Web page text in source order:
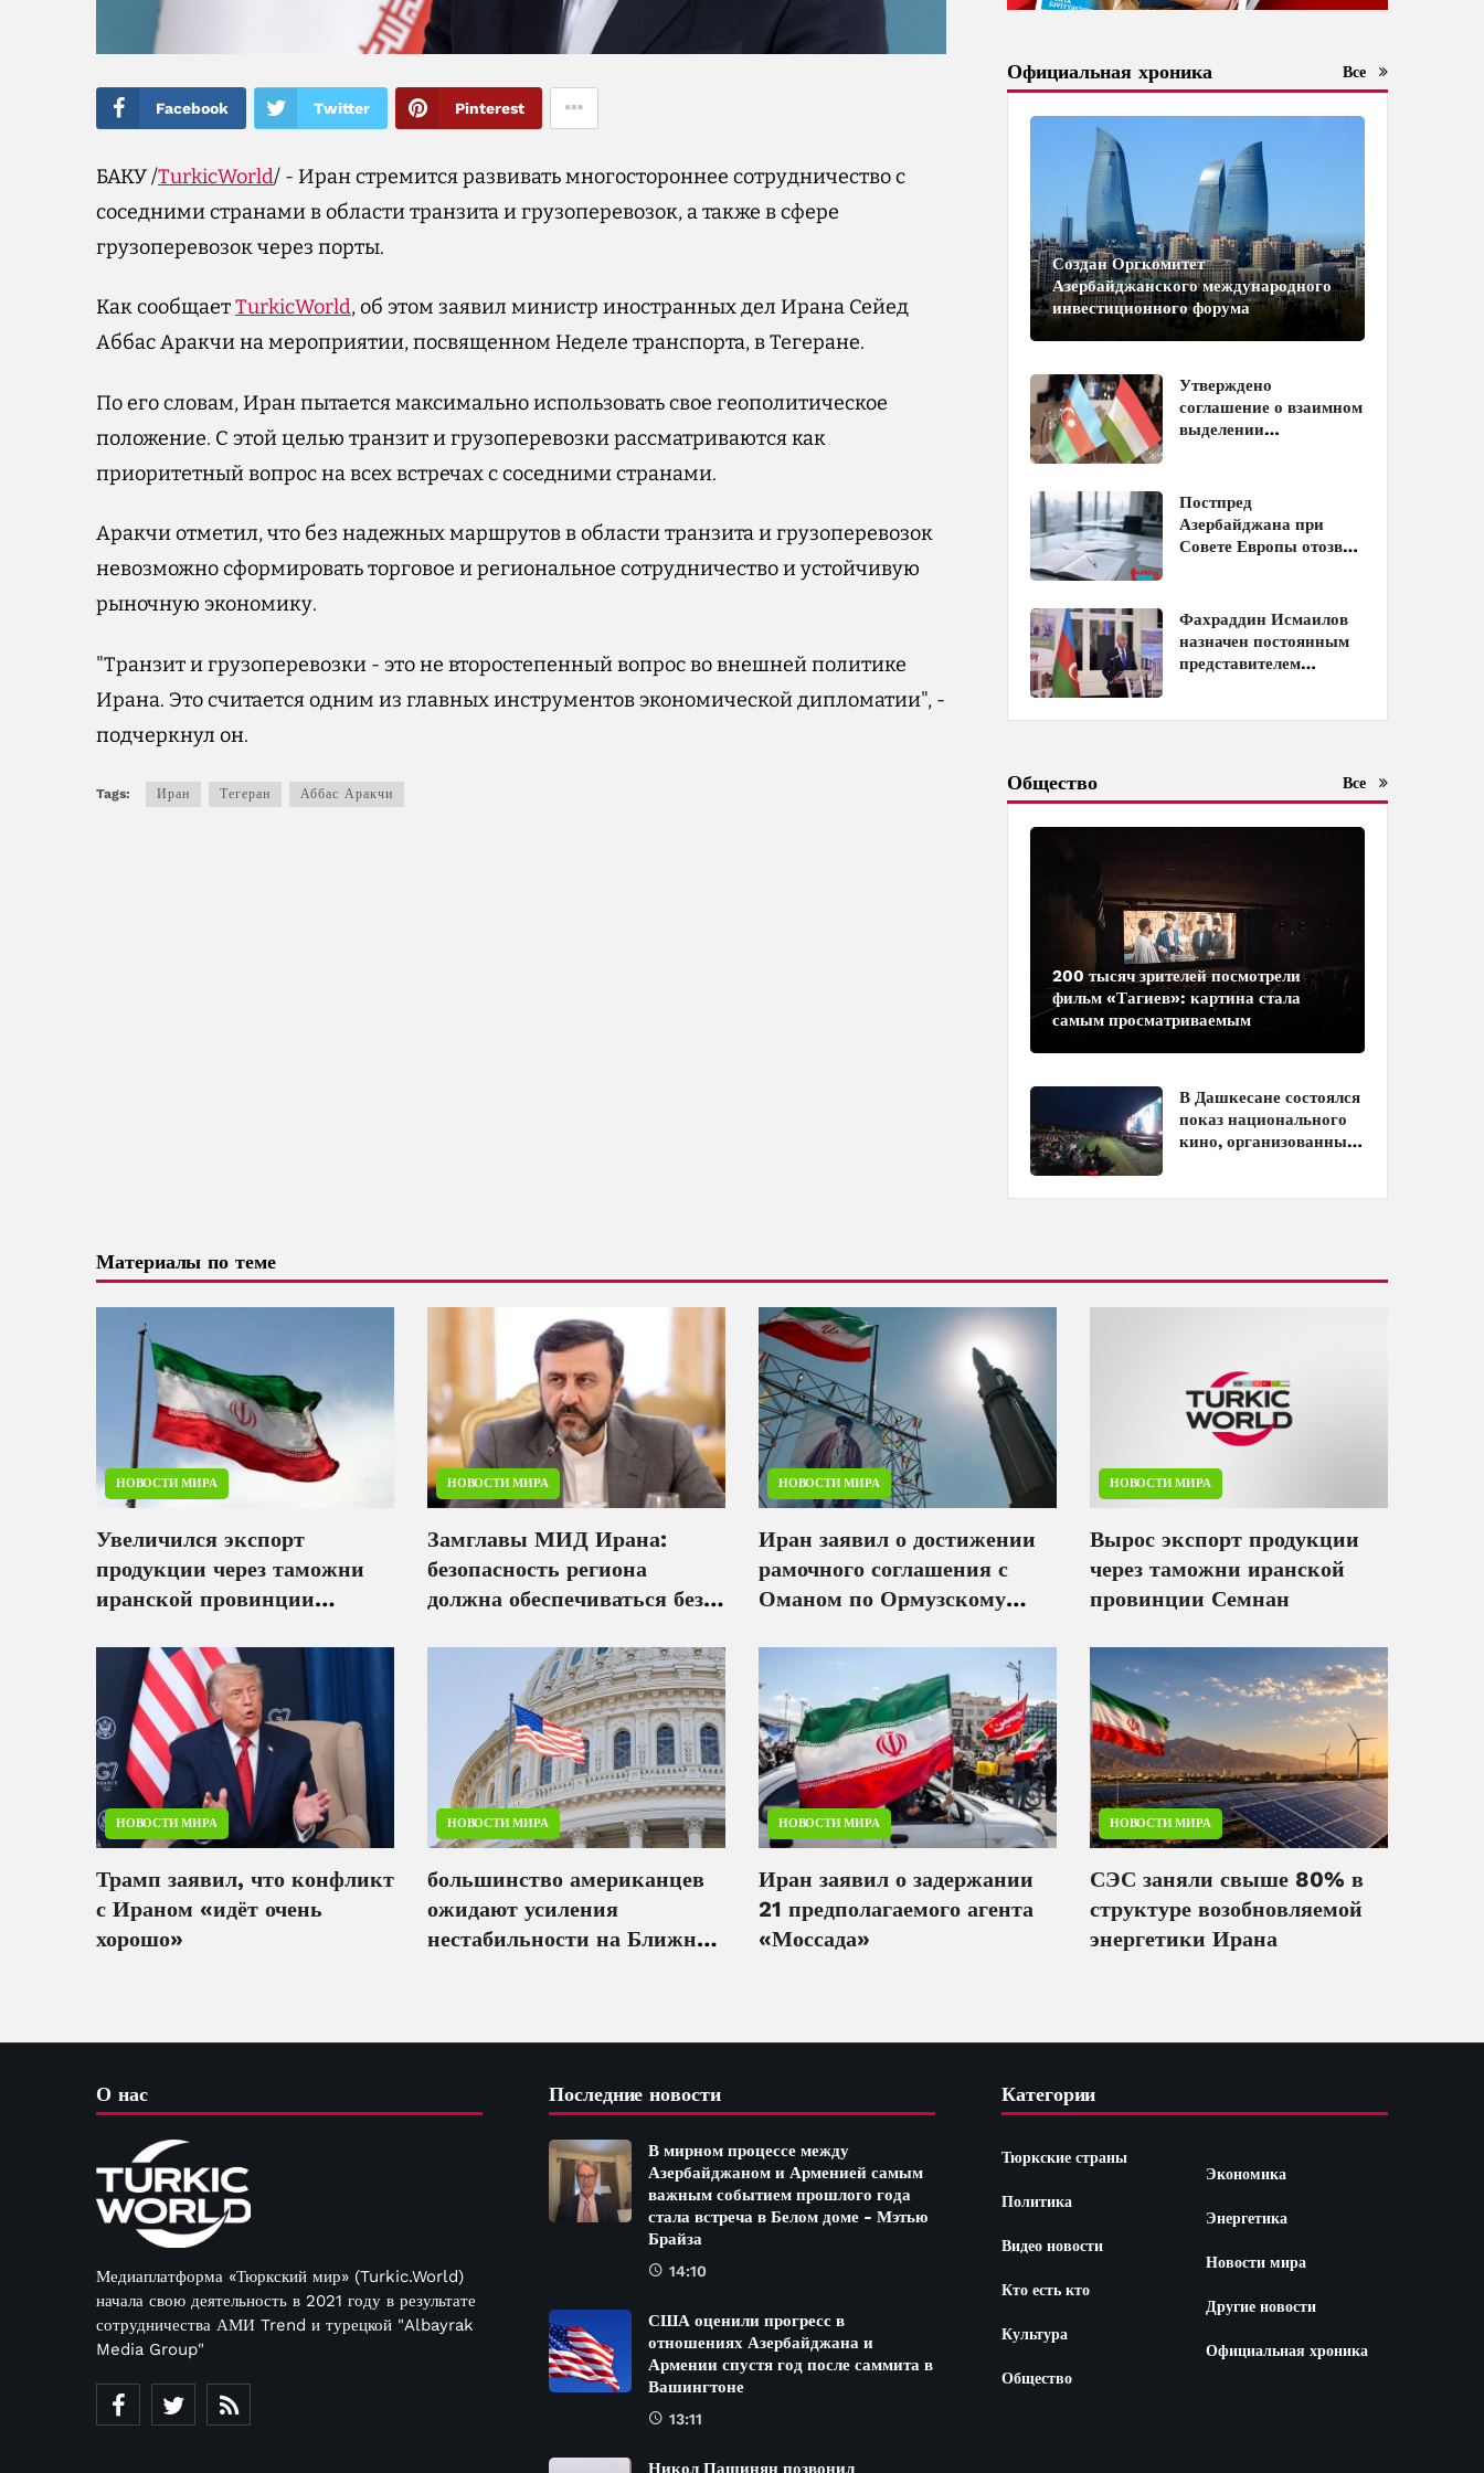
Facebook Twitter Pinterest
БАКУ /TurkicWorld/ - Иран стремится развивать многостороннее сотрудничество с
соседними странами в области транзита и грузоперевозок, а также в сфере
грузоперевозок через порты.
Как сообщаетTurkicWorld, об этом заявил министр иностранных дел Ирана Сейед
Аббас Аракчи на мероприятии, посвященном Неделе транспорта, в Тегеране.
По его словам, Иран пытается максимально использовать свое геополитическое
положение. С этой целью транзит и грузоперевозки рассматриваются как
приоритетный вопрос на всех встречах с соседними странами.
Аракчи отметил, что без надежных маршрутов в области транзита и грузоперевозок
невозможно сформировать торговое и региональное сотрудничество и устойчивую
рыночную экономику.
"Транзит и грузоперевозки - это не второстепенный вопрос во внешней политике
Ирана. Это считается одним из главных инструментов экономической дипломатии", -
подчеркнул он.
Tags: Иран Тегеран Аббас Аракчи
Официальная хроника Все
Создан Оргкомитет
Азербайджанского международного
инвестиционного форума
Утверждено
соглашение о взаимном
выделении
и Таджикистаном
Постпред
Азербайджана при
Совете Европы отозван
Фахраддин Исмаилов
назначен постоянным
представителем
Общество Все
200 тысяч зрителей посмотрели
фильм «Тагиев»: картина стала
самым просматриваемым
В Дашкесане состоялся
показ национального
кино, организованный
Материалы по теме
НОВОСТИ МИРА
Увеличился экспорт
продукции через таможни
иранской провинции
НОВОСТИ МИРА
Замглавы МИД Ирана:
безопасность региона
должна обеспечиваться без
вмешательства
НОВОСТИ МИРА
Иран заявил о достижении
рамочного соглашения с
Оманом по Ормузскому
НОВОСТИ МИРА
Вырос экспорт продукции
через таможни иранской
провинции Семнан
НОВОСТИ МИРА
Трамп заявил, что конфликт
с Ираном «идёт очень
хорошо»
НОВОСТИ МИРА
большинство американцев
ожидают усиления
нестабильности на Ближнем
НОВОСТИ МИРА
Иран заявил о задержании
21 предполагаемого агента
«Моссада»
НОВОСТИ МИРА
СЭС заняли свыше 80% в
структуре возобновляемой
энергетики Ирана
О нас
Медиаплатформа «Тюркский мир» (Turkic.World)
начала свою деятельность в 2021 году в результате
сотрудничества АМИ Trend и турецкой "Albayrak
Media Group"
Последние новости
В мирном процессе между
Азербайджаном и Арменией самым
важным событием прошлого года
стала встреча в Белом доме - Мэтью
Брайза
14:10
США оценили прогресс в
отношениях Азербайджана и
Армении спустя год после саммита в
Вашингтоне
13:11
Никол Пашинян позвонил
Категории
Тюркские страны
Политика
Видео новости
Кто есть кто
Культура
Общество
Экономика
Энергетика
Новости мира
Другие новости
Официальная хроника